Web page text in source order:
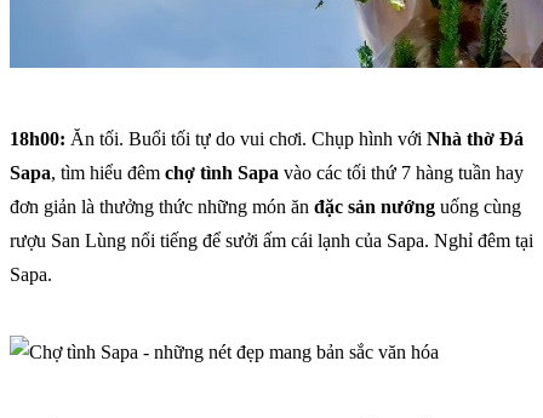
18h00: Ăn tối. Buổi tối tự do vui chơi. Chụp hình với Nhà thờ Đá
Sapa, tìm hiểu đêm chợ tình Sapa vào các tối thứ 7 hàng tuần hay
đơn giản là thưởng thức những món ăn đặc sản nướng uống cùng
rượu San Lùng nổi tiếng để sưởi ấm cái lạnh của Sapa. Nghỉ đêm tại
Sapa.